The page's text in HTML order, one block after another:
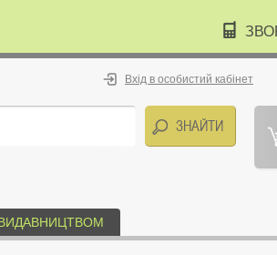
Вхід в особистий кабінет